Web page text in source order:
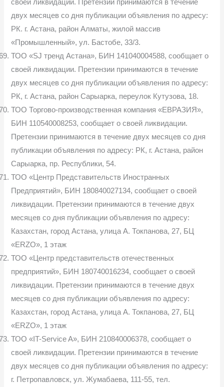
своей ликвидации. Претензии принимаются в течение
двух месяцев со дня публикации объявления по адресу:
РК. г. Астана, район Алматы, жилой массив
«Промышленный», ул. Бастобе, 33/3.
ТОО «SJ тренд Астана», БИН 141040004588, сообщает о
своей ликвидации. Претензии принимаются в течение
двух месяцев со дня публикации объявления по адресу:
РК, г. Астана, район Сарыарка, переулок Кутузова, 18.
ТОО Торгово-производственная компания «ЕВРАЗИЯ»,
БИН 110540008253, сообщает о своей ликвидации.
Претензии принимаются в течение двух месяцев со дня
публикации объявления по адресу: РК, г. Астана, район
Сарыарка, пр. Республики, 54.
ТОО «Центр Представительств Иностранных
Предприятий», БИН 180840027134, сообщает о своей
ликвидации. Претензии принимаются в течение двух
месяцев со дня публикации объявления по адресу:
Казахстан, город Астана, улица А. Токпанова, 27, БЦ
«ERZO», 1 этаж
ТОО «Центр представительств отечественных
предприятий», БИН 180740016234, сообщает о своей
ликвидации. Претензии принимаются в течение двух
месяцев со дня публикации объявления по адресу:
Казахстан, город Астана, улица А. Токпанова, 27, БЦ
«ERZO», 1 этаж
ТОО «IT-Service A», БИН 210840006378, сообщает о
своей ликвидации. Претензии принимаются в течение
двух месяцев со дня публикации объявления по адресу:
г. Петропавловск, ул. Жумабаева, 111-55, тел.